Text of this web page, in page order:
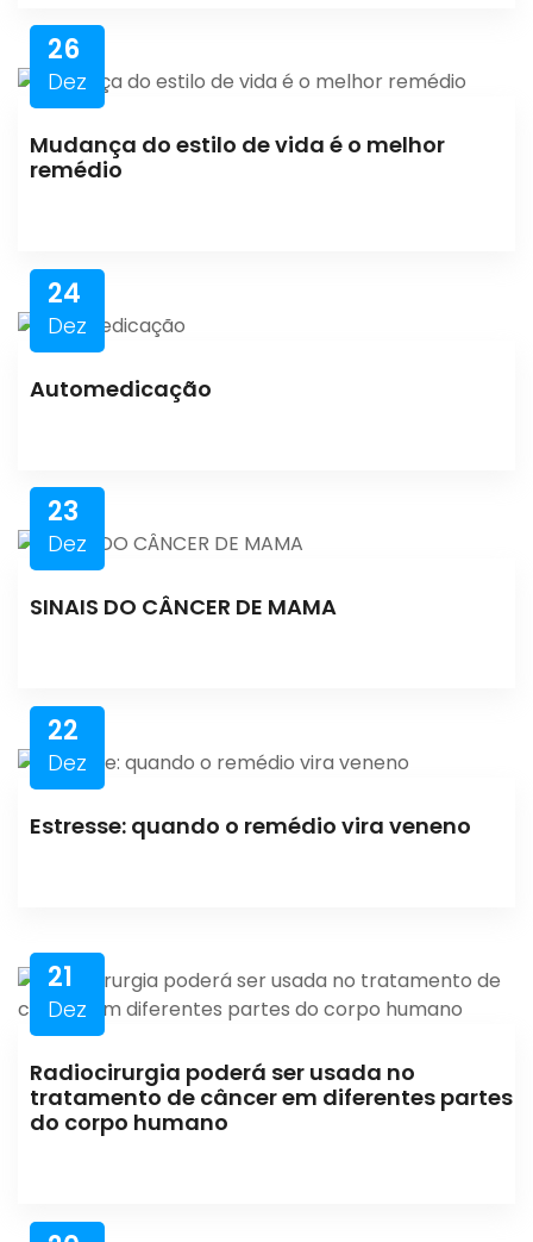
26
Dez
Mudança do estilo de vida é o melhor
remédio
24
Dez
Automedicação
23
Dez
SINAIS DO CÂNCER DE MAMA
22
Dez
Estresse: quando o remédio vira veneno
21
Dez
Radiocirurgia poderá ser usada no
tratamento de câncer em diferentes partes
do corpo humano